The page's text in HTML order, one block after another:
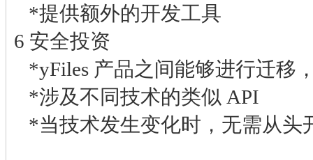
*提供额外的开发工具
6 安全投资
*yFiles 产品之间能够进行迁移
*涉及不同技术的类似 API
*当技术发生变化时，无需从头